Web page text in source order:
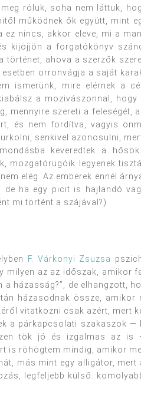
róluk, soha nem láttuk,
működnek ők együtt, mint
ez nincs, akkor eleve, mi a
kijöjjön a forgatókönyv
ahova a szerzők
orronvágja a saját
ismerünk, mire elérnek a
a mozivászonnal, hogy
mennyire szereti a feleségét,
és nem fordítva, vagyis
senkivel azonosulni,
keveredtek a
mozgatórugóik legyenek
elég. Az emberek ennél
ha egy picit is hajlandó
mi történt a szájával?)
F. Várkonyi Zsuzsa
milyen az az időszak, amikor
házasság?”, de elhangzott,
házasodnak össze, amikor
vitatkozni csak azért, mert
a párkapcsolati szakaszok —
tök jó és izgalmas az
is röhögtem mindig, amikor
más mint egy alligátor,
legfeljebb külső: